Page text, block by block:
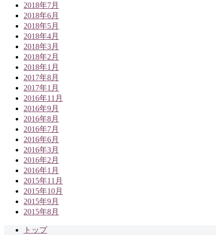
2018年7月
2018年6月
2018年5月
2018年4月
2018年3月
2018年2月
2018年1月
2017年8月
2017年1月
2016年11月
2016年9月
2016年8月
2016年7月
2016年6月
2016年3月
2016年2月
2016年1月
2015年11月
2015年10月
2015年9月
2015年8月
トップ